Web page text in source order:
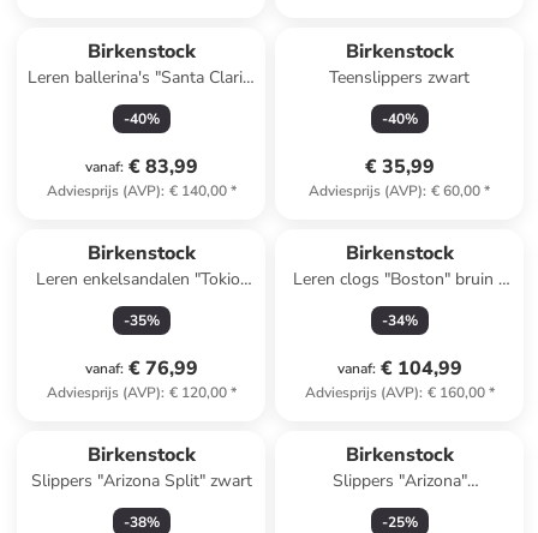
Birkenstock
Leren ballerina's "Santa Clarit"
lichtroze
-40%
vanaf: € 83,99
Adviesprijs (AVP): € 140,00*
Birkenstock
Teenslippers zwart
-40%
€ 35,99
Adviesprijs (AVP): € 60,00*
Birkenstock
Leren enkelsandalen "Tokio"
donkerblauw - wijdte S
-35%
vanaf: € 76,99
Adviesprijs (AVP): € 120,00*
Birkenstock
Leren clogs "Boston" bruin -
wijdte S
-34%
vanaf: € 104,99
Adviesprijs (AVP): € 160,00*
Birkenstock
Slippers "Arizona Split" zwart
-38%
Birkenstock
Slippers "Arizona"
donkerblauw
-25%